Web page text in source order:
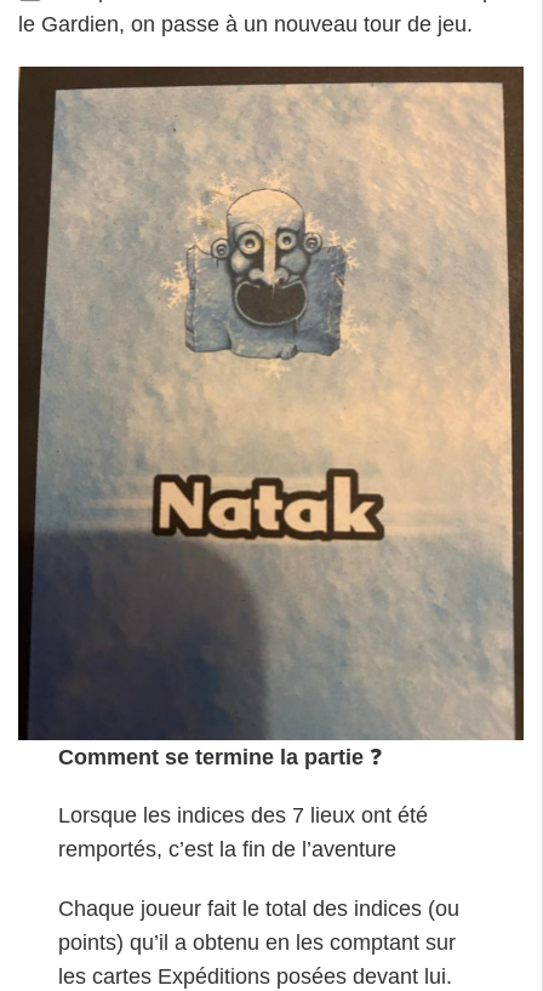
le Gardien, on passe à un nouveau tour de jeu.
Comment se termine la partie ❓
Lorsque les indices des 7 lieux ont été
remportés, c’est la fin de l’aventure
Chaque joueur fait le total des indices (ou
points) qu’il a obtenu en les comptant sur
les cartes Expéditions posées devant lui.